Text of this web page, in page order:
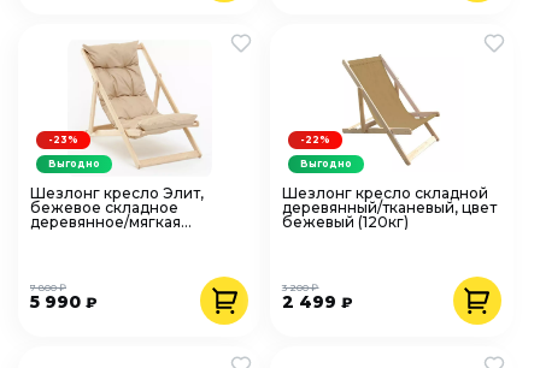
Шезлонг кресло Элит,
бежевое складное
деревянное/мягкая
5 990 ₽
7 800 ₽
-23%
Выгодно
Шезлонг кресло складной
деревянный/тканевый, цвет
бежевый (120кг)
2 499₽
3 200 ₽
-22%
Выгодно